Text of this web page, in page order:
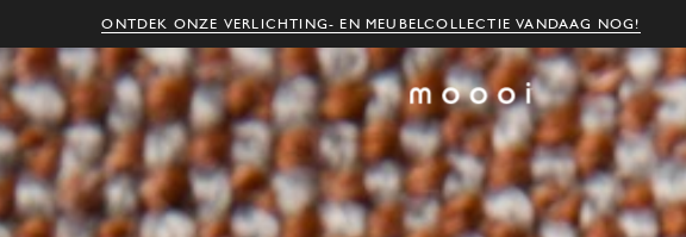
ONTDEK ONZE VERLICHTING- EN MEUBELCOLLECTIE VANDAAG NOG!